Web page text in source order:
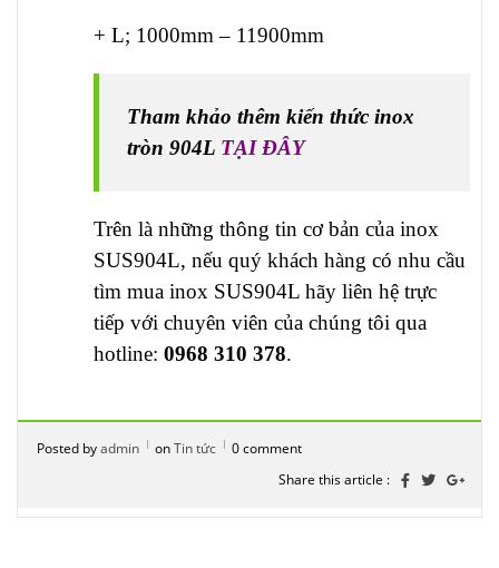
+ L; 1000mm – 11900mm
Tham khảo thêm kiến thức inox
tròn 904L TẠI ĐÂY
Trên là những thông tin cơ bản của inox
SUS904L, nếu quý khách hàng có nhu cầu
tìm mua inox SUS904L hãy liên hệ trực
tiếp với chuyên viên của chúng tôi qua
hotline: 0968 310 378.
Posted byadmin onTin tức
0 comment
Share this article :